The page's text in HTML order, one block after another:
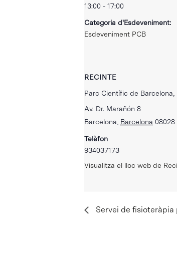
13:00 - 17:00
Categoria d'Esdeveniment:
Esdeveniment PCB
RECINTE
Parc Científic de Barcelona,
Av. Dr. Marañón 8
Barcelona Barcelona 08028
Telèfon
934037173
Visualitza el lloc web de
Servei de fisioteràpia